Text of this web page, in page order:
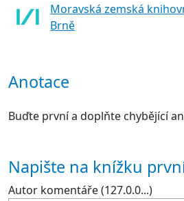
Moravská zemská
Brně
Anotace
Buďte první a doplňte chybějící
Napište na knížku
Autor komentáře (127.0.0...)